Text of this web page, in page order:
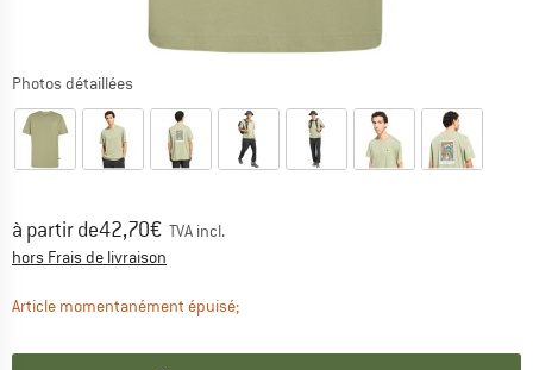
Photos détaillées
Prix:
à partir de42,70€ TVA incl.
hors Frais de livraison
Article momentanément épuisé;Le lien s'ouvre dans une boîte